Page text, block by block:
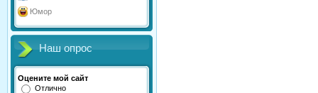
Юмор
Наш опрос
Оцените мой сайт
Отлично